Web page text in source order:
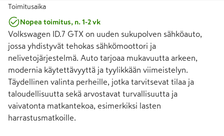
Toimitusaika
Nopea toimitus, n. 1-2 vk
Volkswagen ID.7 GTX on uuden sukupolven sähköauto,
jossa yhdistyvät tehokas sähkömoottori ja
nelivetojärjestelmä. Auto tarjoaa mukavuutta arkeen,
modernia käytettävyyttä ja tyylikkään viimeistelyn.
Täydellinen valinta perheille, jotka tarvitsevat tilaa ja
taloudellisuutta sekä arvostavat turvallisuutta ja
vaivatonta matkantekoa, esimerkiksi lasten
harrastusmatkoille.